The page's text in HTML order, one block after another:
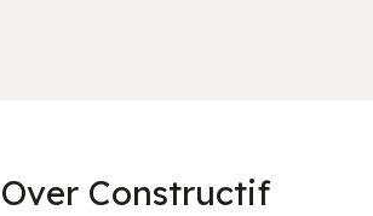
Over Constructif